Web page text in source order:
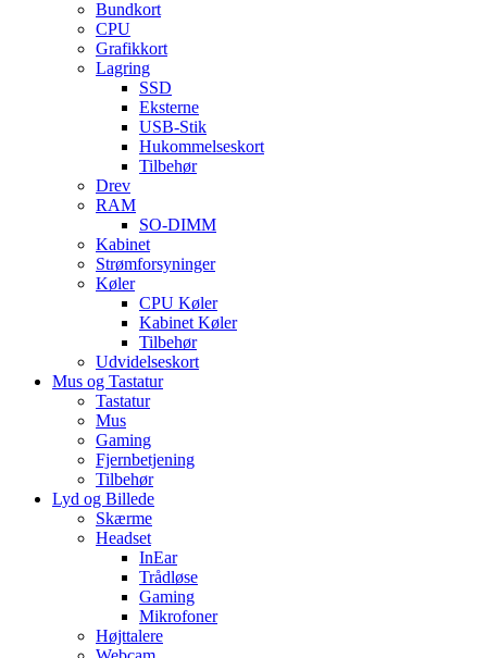
Bundkort
CPU
Grafikkort
Lagring
SSD
Eksterne
USB-Stik
Hukommelseskort
Tilbehør
Drev
RAM
SO-DIMM
Kabinet
Strømforsyninger
Køler
CPU Køler
Kabinet Køler
Tilbehør
Udvidelseskort
Mus og Tastatur
Tastatur
Mus
Gaming
Fjernbetjening
Tilbehør
Lyd og Billede
Skærme
Headset
InEar
Trådløse
Gaming
Mikrofoner
Højttalere